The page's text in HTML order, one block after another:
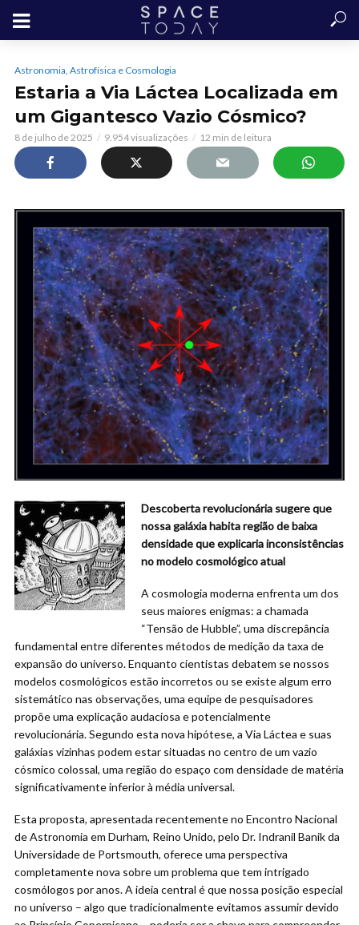
Astronomia, Astrofísica e Cosmologia
Estaria a Via Láctea Localizada em
um Gigantesco Vazio Cósmico?
8 de julho de 2025 9.954 visualizações 12 min de leitura
Descoberta revolucionária sugere que
nossa galáxia habita região de baixa
densidade que explicaria inconsistências
no modelo cosmológico atual
A cosmologia moderna enfrenta um dos
seus maiores enigmas: a chamada
“Tensão de Hubble”, uma discrepância
fundamental entre diferentes métodos de medição da taxa de
expansão do universo. Enquanto cientistas debatem se nossos
modelos cosmológicos estão incorretos ou se existe algum erro
sistemático nas observações, uma equipe de pesquisadores
propõe uma explicação audaciosa e potencialmente
revolucionária. Segundo esta nova hipótese, a Via Láctea e suas
galáxias vizinhas podem estar situadas no centro de um vazio
cósmico colossal, uma região do espaço com densidade de matéria
significativamente inferior à média universal.
Esta proposta, apresentada recentemente no Encontro Nacional
de Astronomia em Durham, Reino Unido, pelo Dr. Indranil Banik da
Universidade de Portsmouth, oferece uma perspectiva
completamente nova sobre um problema que tem intrigado
cosmólogos por anos. A ideia central é que nossa posição especial
no universo – algo que tradicionalmente evitamos assumir devido